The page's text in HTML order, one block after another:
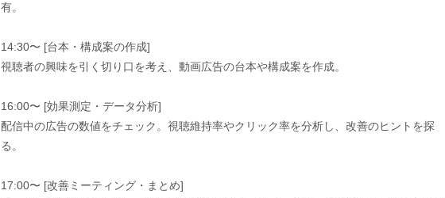
有。
14:30〜 [台本・構成案の作成]
視聴者の興味を引く切り口を考え、動画広告の台本や構成案を作成。
16:00〜 [効果測定・データ分析]
配信中の広告の数値をチェック。視聴維持率やクリック率を分析し、改善のヒントを探
る。
17:00〜 [改善ミーティング・まとめ]